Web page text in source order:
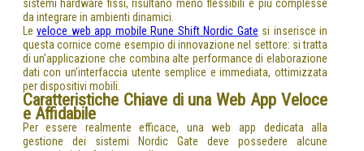
sistemi hardware fissi, risultano meno flessibili e più complesse
da integrare in ambienti dinamici.
Leveloce web app mobile Rune Shift Nordic Gate si inserisce in
questa cornice come esempio di innovazione nel settore: si tratta
di un’applicazione che combina alte performance di elaborazione
dati con un’interfaccia utente semplice e immediata, ottimizzata
per dispositivi mobili.
Caratteristiche Chiave di una Web App Veloce
e Affidabile
Per essere realmente efficace, una web app dedicata alla
gestione dei sistemi Nordic Gate deve possedere alcune